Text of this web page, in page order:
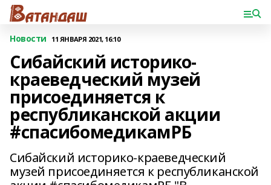
Новости 11 ЯНВАРЯ 2021, 16:10
Сибайский историко-
краеведческий музей
присоединяется к
республиканской акции
#спасибомедикамРБ
Сибайский историко-краеведческий
музей присоединяется к республиканской